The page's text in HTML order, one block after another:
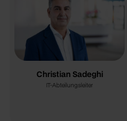
Christian Sadeghi
IT-Abteilungsleiter